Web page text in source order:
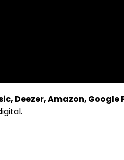
Deezer, Amazon,